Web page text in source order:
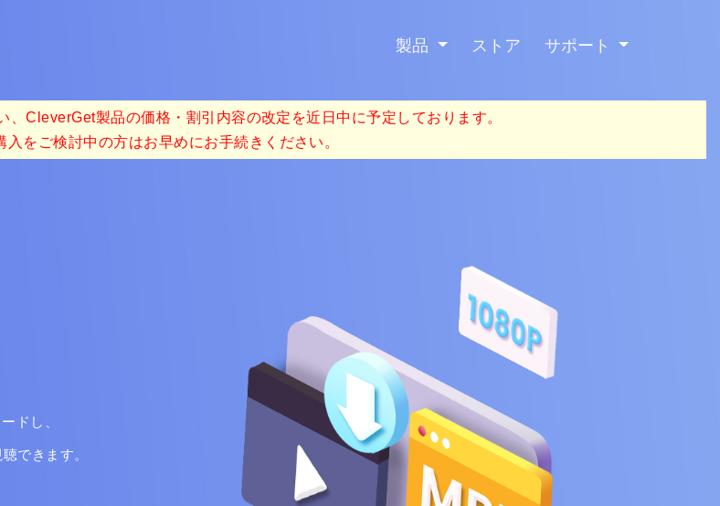
製品 ストア サポート
、CleverGet製品の価格・割引内容の改定を近日中に予定しております。
入をご検討中の方はお早めにお手続きください。
ドし、
できます。